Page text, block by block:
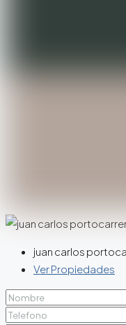
juan carlos
Ver Propiedades